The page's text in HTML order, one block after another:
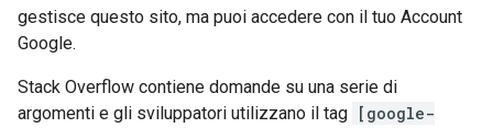
gestisce questo sito, ma puoi accedere con il tuo Account
Google.
Stack Overflow contiene domande su una serie di
argomenti e gli sviluppatori utilizzano il tag [google-